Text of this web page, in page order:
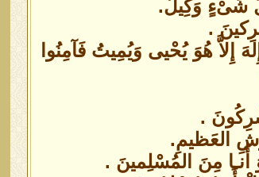
شَىْءٍ وَكِيلٌ.
.
إِلاَّ هُوَ يُحْيى وَيُمِيتُ فَآمِنُوا
.
العَظيمِ.
أَنـا مِنَ المُسْلِمينَ .